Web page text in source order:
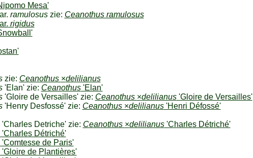
Mesa'
ramulosuszie: Ceanothus ramulosus
rigidus
zie: Ceanothus ×delilianus
'Elan' zie: Ceanothus'Elan'
'Gloire de Versailles' zie: Ceanothus ×delilianus'Gloire de Versailles'
'Henry Desfossé' zie: Ceanothus ×delilianus'Henri Défossé'
'Charles Detriche' zie: Ceanothus ×delilianus'Charles Détriché'
'Charles Détriché'
'Comtesse de Paris'
'Gloire de Plantières'